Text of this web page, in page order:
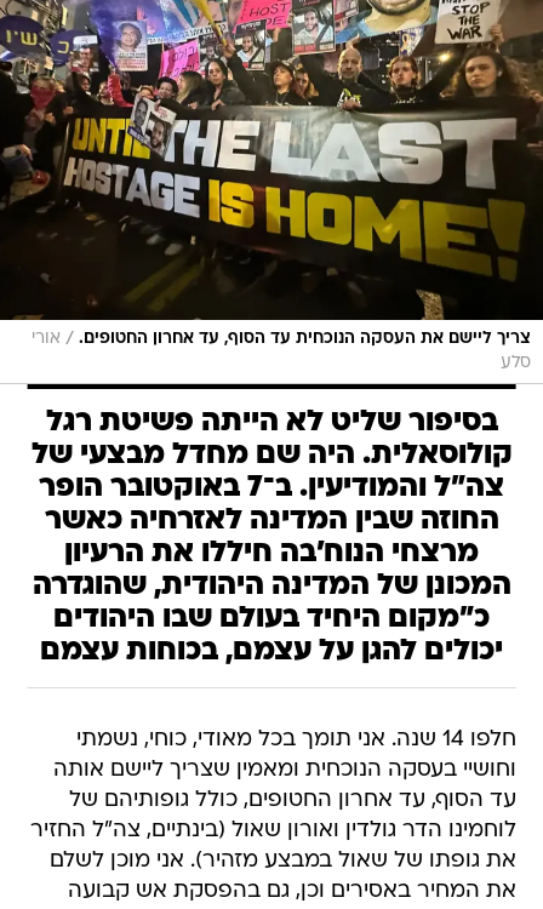
צריך ליישם את העסקה הנוכחית עד הסוף, עד אחרון החטופים. / אורי
סלע
בסיפור שליט לא הייתה פשיטת רגל
קולוסאלית. היה שם מחדל מבצעי של
צה"ל והמודיעין. ב־7 באוקטובר הופר
החוזה שבין המדינה לאזרחיה כאשר
מרצחי הנוח'בה חיללו את הרעיון
המכונן של המדינה היהודית, שהוגדרה
כ"מקום היחיד בעולם שבו היהודים
יכולים להגן על עצמם, בכוחות עצמם
חלפו 14 שנה. אני תומך בכל מאודי, כוחי, נשמתי
וחושיי בעסקה הנוכחית ומאמין שצריך ליישם אותה
עד הסוף, עד אחרון החטופים, כולל גופותיהם של
לוחמינו הדר גולדין ואורון שאול (בינתיים, צה"ל החזיר
את גופתו של שאול במבצע מזהיר). אני מוכן לשלם
את המחיר באסירים וכן, גם בהפסקת אש קבועה